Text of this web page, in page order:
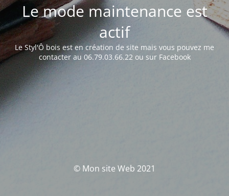
Le mode maintenance est
actif
Le Styl'Ô bois est en création de site mais vous pouvez me
contacter au 06.79.03.66.22 ou sur Facebook
© Mon site Web 2021